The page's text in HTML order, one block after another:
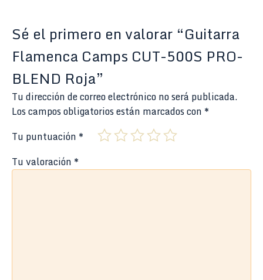
Sé el primero en valorar “Guitarra
Flamenca Camps CUT-500S PRO-
BLEND Roja”
Tu dirección de correo electrónico no será publicada.
Los campos obligatorios están marcados con *
Tu puntuación *
Tu valoración *